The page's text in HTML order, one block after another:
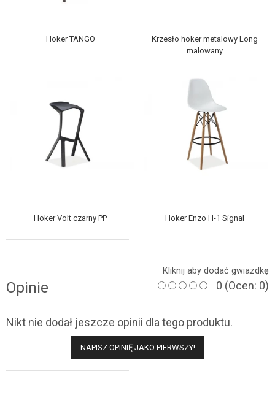
Hoker TANGO
Krzesło hoker metalowy Long
malowany
Hoker Volt czarny PP Hoker Enzo H-1 Signal
Opinie
Kliknij aby dodać gwiazdkę
0 (Ocen: 0)
Nikt nie dodał jeszcze opinii dla tego produktu.
NAPISZ OPINIĘ JAKO PIERWSZY!